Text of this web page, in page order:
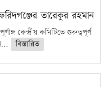
পরীক্ষা
প্রতিষ্ঠান
তারেকুর রহমান
কেন্দ্রীয় কমিটিতে গুরুত্বপূর্ণ
বিস্তারিত